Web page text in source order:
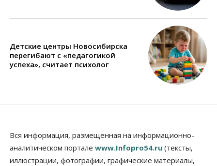
Детские центры Новосибирска
перегибают с «педагогикой
успеха», считает психолог
Вся информация, размещенная на информационно-
аналитическом портале www.Infopro54.ru (тексты,
иллюстрации, фотографии, графические материалы,